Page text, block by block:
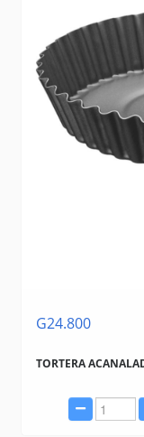
G24.800
TORTERA